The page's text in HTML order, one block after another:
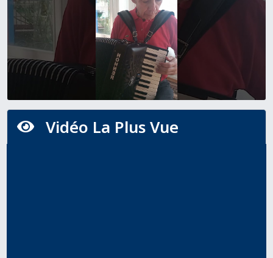
 Vidéo La Plus Vue